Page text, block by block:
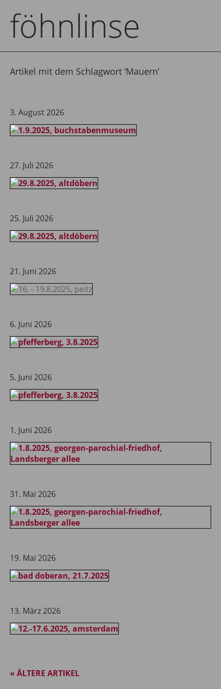
föhnlinse
Artikel mit dem Schlagwort ‘Mauern’
3. August 2026
27. Juli 2026
25. Juli 2026
21. Juni 2026
6. Juni 2026
5. Juni 2026
1. Juni 2026
31. Mai 2026
19. Mai 2026
13. März 2026
« ÄLTERE ARTIKEL